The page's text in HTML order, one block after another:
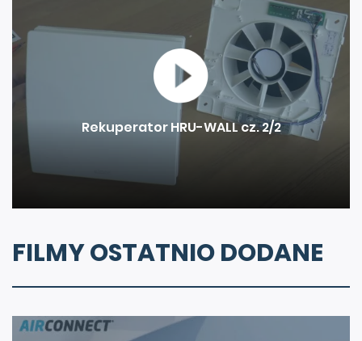
Rekuperator HRU-WALL cz. 2/2
FILMY OSTATNIO DODANE